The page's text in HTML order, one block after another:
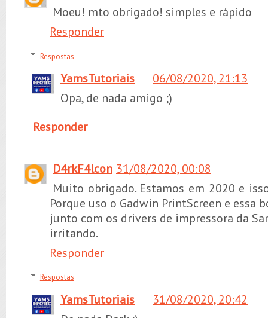
Moeu! mto obrigado! simples e rápido
Responder
Respostas
YamsTutoriais
06/08/2020, 21:13
Opa, de nada amigo ;)
Responder
D4rkF4lcon 31/08/2020, 00:08
Muito obrigado. Estamos em 2020 e
Porque uso o Gadwin PrintScreen e essa
junto com os drivers de impressora da
irritando.
Responder
Respostas
YamsTutoriais
31/08/2020, 20:42